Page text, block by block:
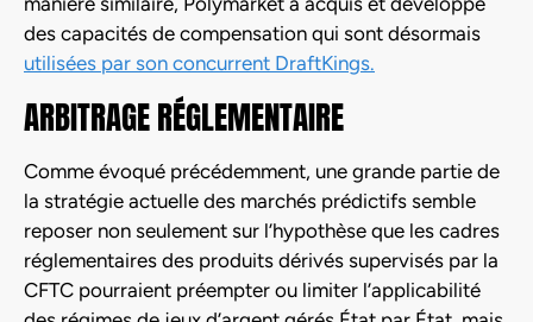
des capacités de compensation qui sont désormais
utilisées par son concurrent DraftKings.
ARBITRAGE RÉGLEMENTAIRE
Comme évoqué précédemment, une grande partie de
la stratégie actuelle des marchés prédictifs semble
reposer non seulement sur l’hypothèse que les cadres
réglementaires des produits dérivés supervisés par la
CFTC pourraient préempter ou limiter l’applicabilité